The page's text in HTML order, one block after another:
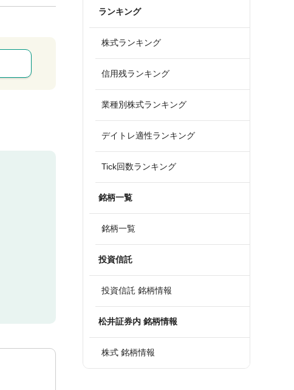
ランキング
株式ランキング
信用残ランキング
業種別株式ランキング
デイトレ適性ランキング
Tick回数ランキング
銘柄一覧
銘柄一覧
投資信託
投資信託 銘柄情報
松井証券内 銘柄情報
株式 銘柄情報